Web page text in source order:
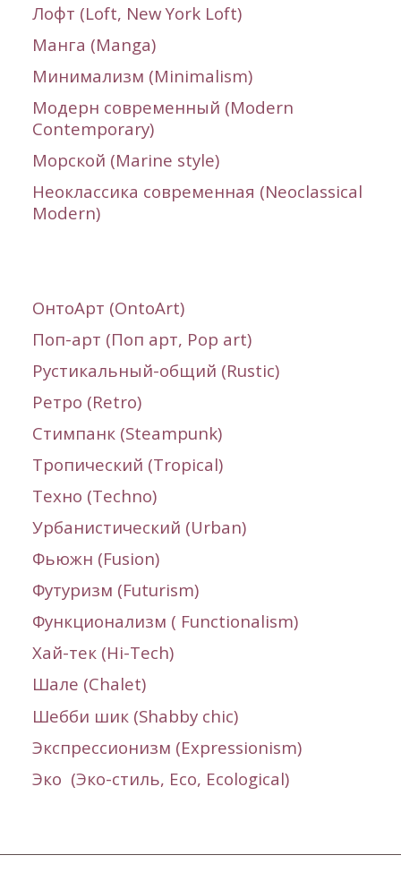
Лофт (Loft, New York Loft)
Манга (Manga)
Минимализм (Minimalism)
Модерн современный (Modern
Contemporary)
Морской (Marine style)
Неоклассика современная (Neoclassical
Modern)
ОнтоАрт (OntoArt)
Поп-арт (Поп арт, Pop art)
Рустикальный-общий (Rustic)
Ретро (Retro)
Стимпанк (Steampunk)
Тропический (Tropical)
Техно (Techno)
Урбанистический (Urban)
Фьюжн (Fusion)
Футуризм (Futurism)
Функционализм ( Functionalism)
Хай-тек (Hi-Tech)
Шале (Сhalet)
Шебби шик (Shabby chic)
Экспрессионизм (Expressionism)
Эко (Эко-стиль, Eco, Еcological)